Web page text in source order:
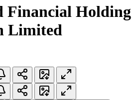
Financial Holding
Limited